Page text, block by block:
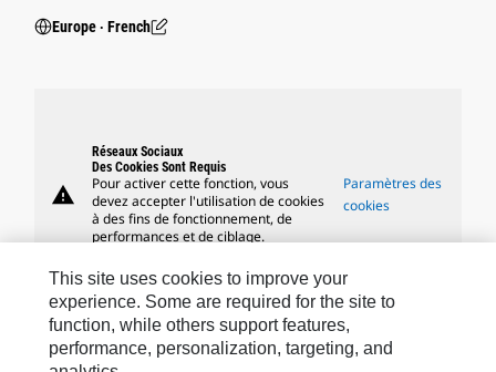
Europe ‧ French
warning
Réseaux Sociaux
Des Cookies Sont Requis
Pour activer cette fonction, vous
devez accepter l'utilisation de cookies
à des fins de fonctionnement, de
performances et de ciblage.
Paramètres des
cookies
Marques Caterpillar
This site uses cookies to improve your
experience. Some are required for the site to
function, while others support features,
performance, personalization, targeting, and